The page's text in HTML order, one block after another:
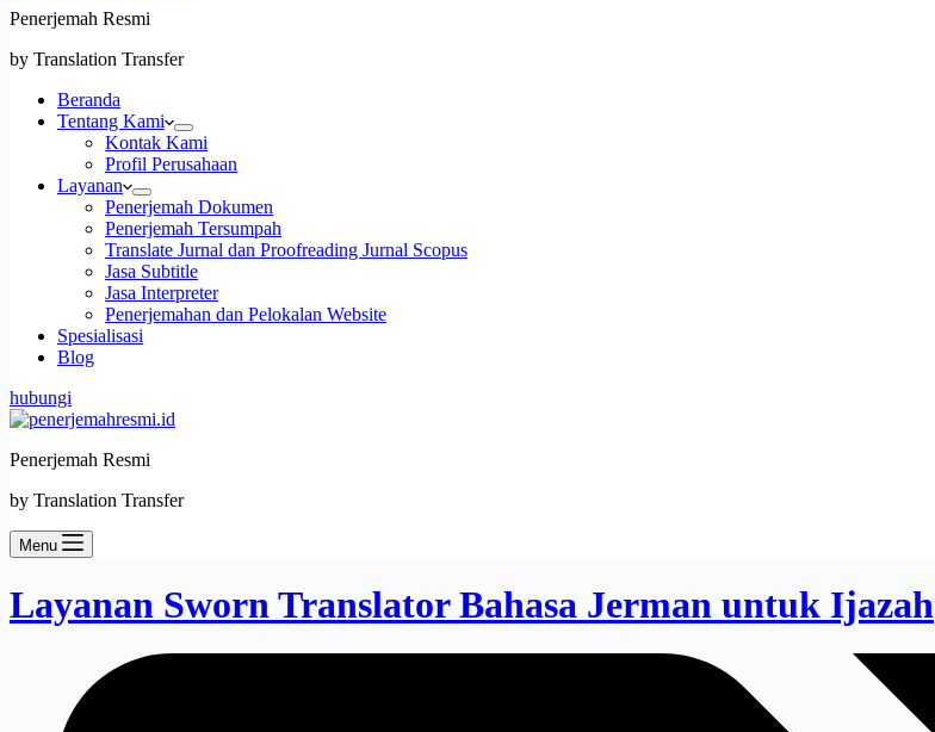
Penerjemah Resmi
by Translation Transfer
Beranda
Tentang Kami
Kontak Kami
Profil Perusahaan
Layanan
Penerjemah Dokumen
Penerjemah Tersumpah
Translate Jurnal dan Proofreading Jurnal Scopus
Jasa Subtitle
Jasa Interpreter
Penerjemahan dan Pelokalan Website
Spesialisasi
Blog
hubungi
Penerjemah Resmi
by Translation Transfer
Menu
Layanan Sworn Translator Bahasa Jerman untuk Ijazah